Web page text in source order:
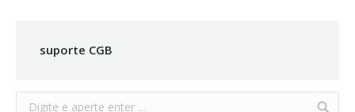
suporte CGB